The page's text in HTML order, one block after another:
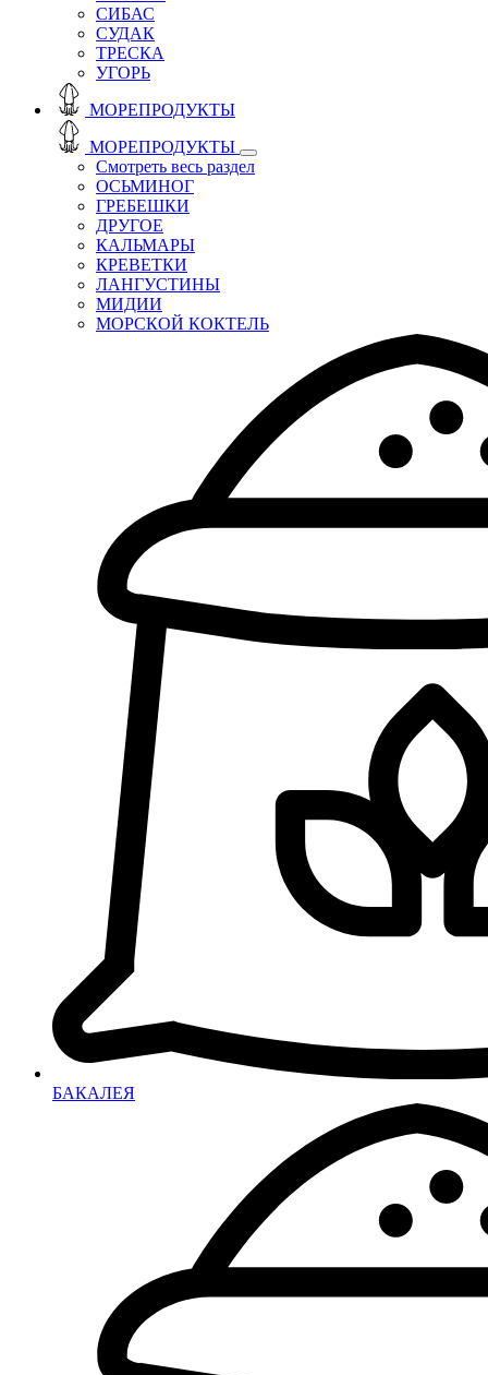
СИБАС
СУДАК
ТРЕСКА
УГОРЬ
МОРЕПРОДУКТЫ
МОРЕПРОДУКТЫ
Смотреть весь раздел
ОСЬМИНОГ
ГРЕБЕШКИ
ДРУГОЕ
КАЛЬМАРЫ
КРЕВЕТКИ
ЛАНГУСТИНЫ
МИДИИ
МОРСКОЙ КОКТЕЛЬ
БАКАЛЕЯ